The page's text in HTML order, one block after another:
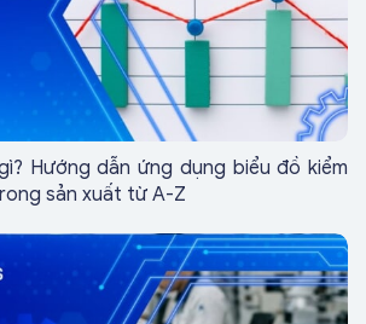
Hướng dẫn ứng dụng biểu đồ kiểm
sản xuất từ A-Z